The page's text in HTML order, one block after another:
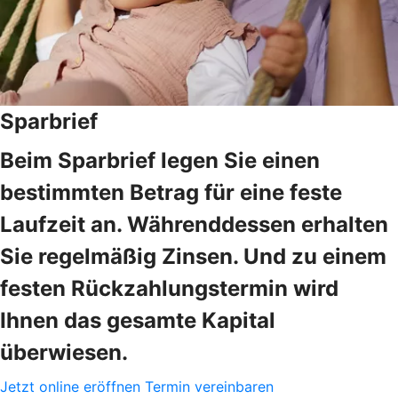
Sparbrief
Beim Sparbrief legen Sie einen
bestimmten Betrag für eine feste
Laufzeit an. Währenddessen erhalten
Sie regelmäßig Zinsen. Und zu einem
festen Rückzahlungstermin wird
Ihnen das gesamte Kapital
überwiesen.
Jetzt online eröffnen Termin vereinbaren